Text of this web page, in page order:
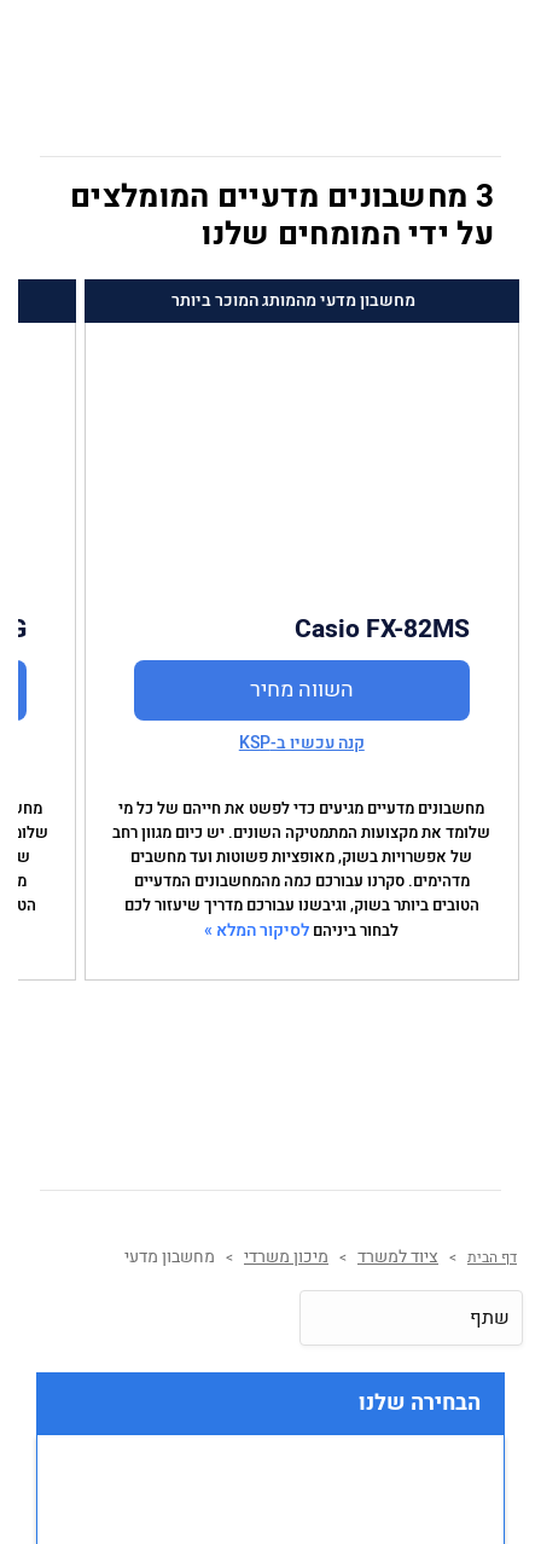
3 מחשבונים מדעיים המומלצים
על ידי המומחים שלנו
מחשבון מדעי מהמותג המוכר ביותר
Casio FX-82MS
השווה מחיר
קנה עכשיו ב-KSP
מחשבונים מדעיים מגיעים כדי לפשט את חייהם של כל מי
שלומד את מקצועות המתמטיקה השונים. יש כיום מגוון רחב
של אפשרויות בשוק, מאופציות פשוטות ועד מחשבים
מדהימים. סקרנו עבורכם כמה מהמחשבונים המדעיים
הטובים ביותר בשוק, וגיבשנו עבורכם מדריך שיעזור לכם
לבחור ביניהם לסיקור המלא »
שלומד
של
דף הבית > ציוד למשרד > מיכון משרדי > מחשבון מדעי
שתף
הבחירה שלנו